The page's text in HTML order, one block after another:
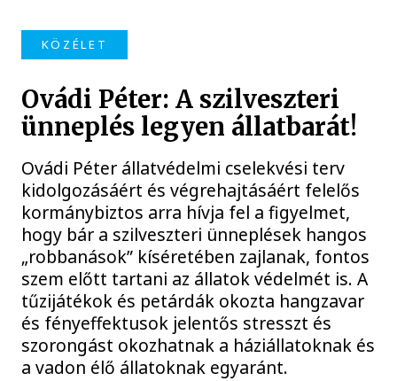
KÖZÉLET
Ovádi Péter: A szilveszteri
ünneplés legyen állatbarát!
Ovádi Péter állatvédelmi cselekvési terv
kidolgozásáért és végrehajtásáért felelős
kormánybiztos arra hívja fel a figyelmet,
hogy bár a szilveszteri ünneplések hangos
„robbanások” kíséretében zajlanak, fontos
szem előtt tartani az állatok védelmét is. A
tűzijátékok és petárdák okozta hangzavar
és fényeffektusok jelentős stresszt és
szorongást okozhatnak a háziállatoknak és
a vadon élő állatoknak egyaránt.